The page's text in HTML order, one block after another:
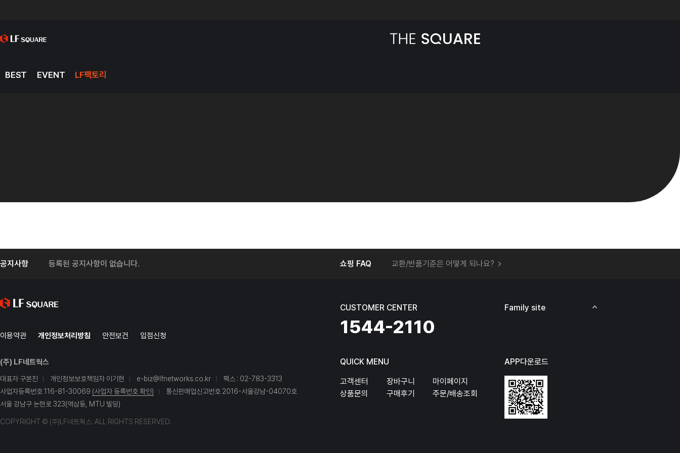
BEST EVENT LF팩토리
공지사항 등록된 공지사항이 없습니다. 쇼핑 FAQ
온라인에서 주문 후 오프라인 매장에서 상품을 수령할 수 있나요?
교환/반품기준은 어떻게 되나요?
온라인에서 구매한 상품 오프라인에서 반품이 가능한가요?
이용약관 개인정보처리방침 안전보건 입점신청
(주) LF네트웍스
대표자 구본진 개인정보보호책임자 이기현 e-biz@lfnetworks.co.kr
팩스 : 02-783-3313
사업자등록번호 116-81-30069 (사업자 등록번호 확인)
통신판매업신고번호 2016-서울강남-04070호
서울 강남구 논현로 323(역삼동, MTU 빌딩)
COPYRIGHT © (주)LF네트웍스. ALL RIGHTS RESERVED.
CUSTOMER CENTER
1544-2110
Family site
QUICK MENU
고객센터 장바구니
마이페이지
상품문의
구매후기 주문/배송조회
APP다운로드